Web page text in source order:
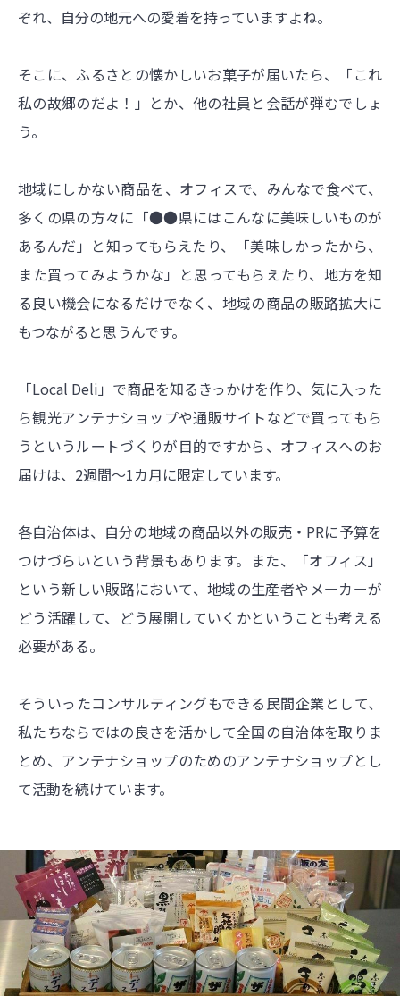
ぞれ、自分の地元への愛着を持っていますよね。
そこに、ふるさとの懐かしいお菓子が届いたら、「これ
私の故郷のだよ！」とか、他の社員と会話が弾むでしょ
う。
地域にしかない商品を、オフィスで、みんなで食べて、
多くの県の方々に「●●県にはこんなに美味しいものが
あるんだ」と知ってもらえたり、「美味しかったから、
また買ってみようかな」と思ってもらえたり、地方を知
る良い機会になるだけでなく、地域の商品の販路拡大に
もつながると思うんです。
「Local Deli」で商品を知るきっかけを作り、気に入った
ら観光アンテナショップや通販サイトなどで買ってもら
うというルートづくりが目的ですから、オフィスへのお
届けは、2週間～1カ月に限定しています。
各自治体は、自分の地域の商品以外の販売・PRに予算を
つけづらいという背景もあります。また、「オフィス」
という新しい販路において、地域の生産者やメーカーが
どう活躍して、どう展開していくかということも考える
必要がある。
そういったコンサルティングもできる民間企業として、
私たちならではの良さを活かして全国の自治体を取りま
とめ、アンテナショップのためのアンテナショップとし
て活動を続けています。